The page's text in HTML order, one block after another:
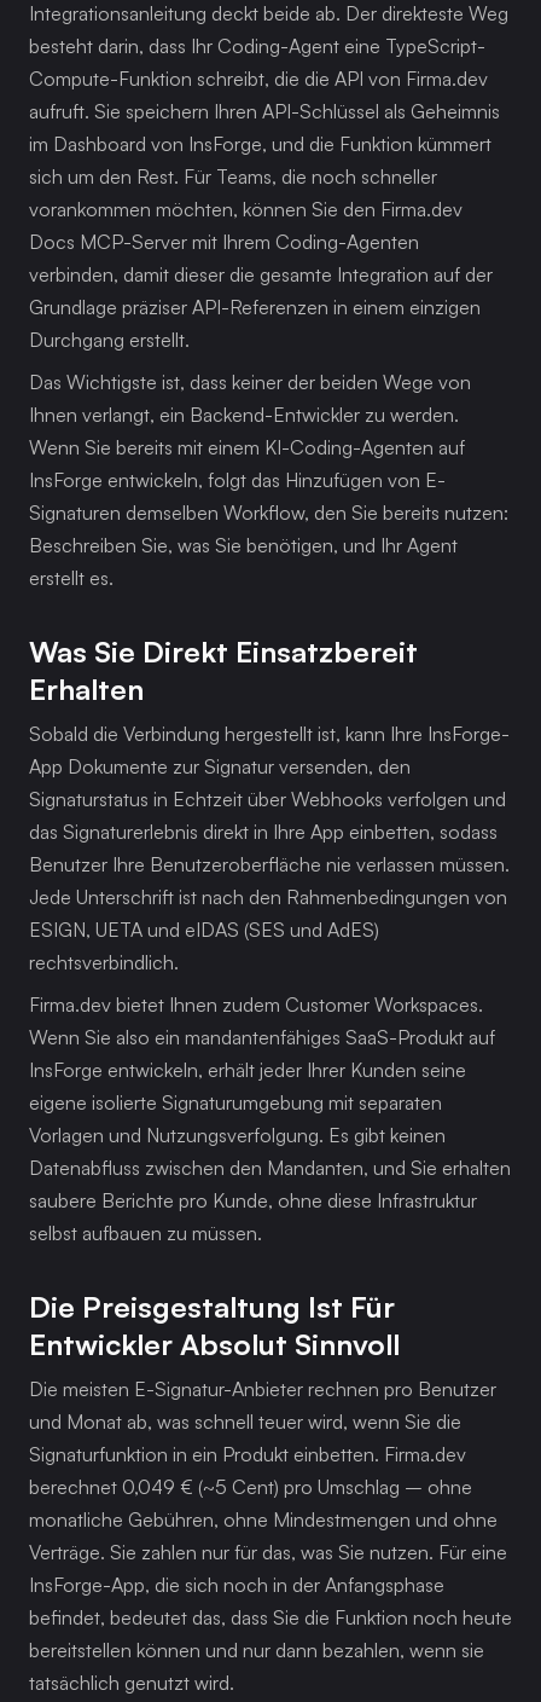
Integrationsanleitung deckt beide ab. Der direkteste Weg
besteht darin, dass Ihr Coding-Agent eine TypeScript-
Compute-Funktion schreibt, die die API von Firma.dev
aufruft. Sie speichern Ihren API-Schlüssel als Geheimnis
im Dashboard von InsForge, und die Funktion kümmert
sich um den Rest. Für Teams, die noch schneller
vorankommen möchten, können Sie den Firma.dev
Docs MCP-Server mit Ihrem Coding-Agenten
verbinden, damit dieser die gesamte Integration auf der
Grundlage präziser API-Referenzen in einem einzigen
Durchgang erstellt.
Das Wichtigste ist, dass keiner der beiden Wege von
Ihnen verlangt, ein Backend-Entwickler zu werden.
Wenn Sie bereits mit einem KI-Coding-Agenten auf
InsForge entwickeln, folgt das Hinzufügen von E-
Signaturen demselben Workflow, den Sie bereits nutzen:
Beschreiben Sie, was Sie benötigen, und Ihr Agent
erstellt es.
Was Sie Direkt Einsatzbereit
Erhalten
Sobald die Verbindung hergestellt ist, kann Ihre InsForge-
App Dokumente zur Signatur versenden, den
Signaturstatus in Echtzeit über Webhooks verfolgen und
das Signaturerlebnis direkt in Ihre App einbetten, sodass
Benutzer Ihre Benutzeroberfläche nie verlassen müssen.
Jede Unterschrift ist nach den Rahmenbedingungen von
ESIGN, UETA und eIDAS (SES und AdES)
rechtsverbindlich.
Firma.dev bietet Ihnen zudem Customer Workspaces.
Wenn Sie also ein mandantenfähiges SaaS-Produkt auf
InsForge entwickeln, erhält jeder Ihrer Kunden seine
eigene isolierte Signaturumgebung mit separaten
Vorlagen und Nutzungsverfolgung. Es gibt keinen
Datenabfluss zwischen den Mandanten, und Sie erhalten
saubere Berichte pro Kunde, ohne diese Infrastruktur
selbst aufbauen zu müssen.
Die Preisgestaltung Ist Für
Entwickler Absolut Sinnvoll
Die meisten E-Signatur-Anbieter rechnen pro Benutzer
und Monat ab, was schnell teuer wird, wenn Sie die
Signaturfunktion in ein Produkt einbetten. Firma.dev
berechnet 0,049 € (~5 Cent) pro Umschlag – ohne
monatliche Gebühren, ohne Mindestmengen und ohne
Verträge. Sie zahlen nur für das, was Sie nutzen. Für eine
InsForge-App, die sich noch in der Anfangsphase
befindet, bedeutet das, dass Sie die Funktion noch heute
bereitstellen können und nur dann bezahlen, wenn sie
tatsächlich genutzt wird.